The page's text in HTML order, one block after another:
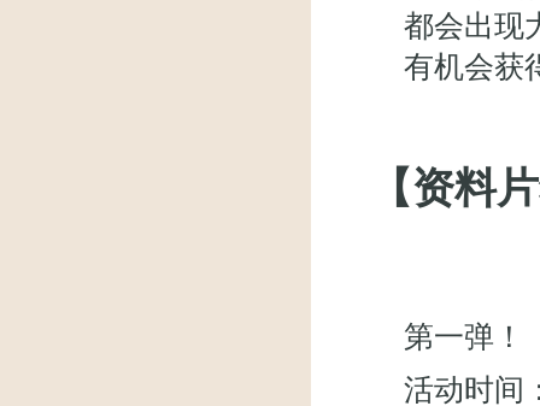
都会出现
有机会获
【资料
第一弹！
活动时间